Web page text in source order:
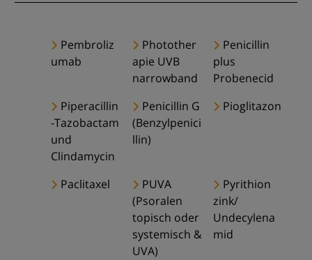
Pembroliz
umab
Photother
apie UVB
narrowband
Penicillin
plus
Probenecid
Piperacillin
-Tazobactam
und
Clindamycin
Penicillin G
(Benzylpenici
llin)
Pioglitazon
Paclitaxel
PUVA
(Psoralen
topisch oder
systemisch &
UVA)
Pyrithion
zink/
Undecylena
mid